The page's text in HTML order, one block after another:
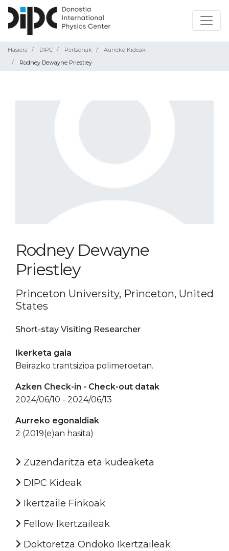
Hasiera DIPC Pertsonak
Aurreko Kideak
Rodney Dewayne Priestley
Rodney Dewayne
Priestley
Princeton University, Princeton, United
States
Short-stay Visiting Researcher
Ikerketa gaia
Beirazko trantsizioa polimeroetan.
Azken Check-in - Check-out datak
2024/06/10 - 2024/06/13
Aurreko egonaldiak
2 (2019(e)an hasita)
Zuzendaritza eta kudeaketa
DIPC Kideak
Ikertzaile Finkoak
Fellow Ikertzaileak
Doktoretza Ondoko Ikertzaileak